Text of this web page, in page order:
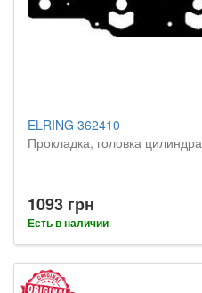
ELRING 362410
Прокладка, головка цилиндра
1093 грн
Есть в наличии